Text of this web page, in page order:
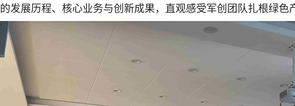
的发展历程、核心业务与创新成果，直观感受军创团队扎根绿色